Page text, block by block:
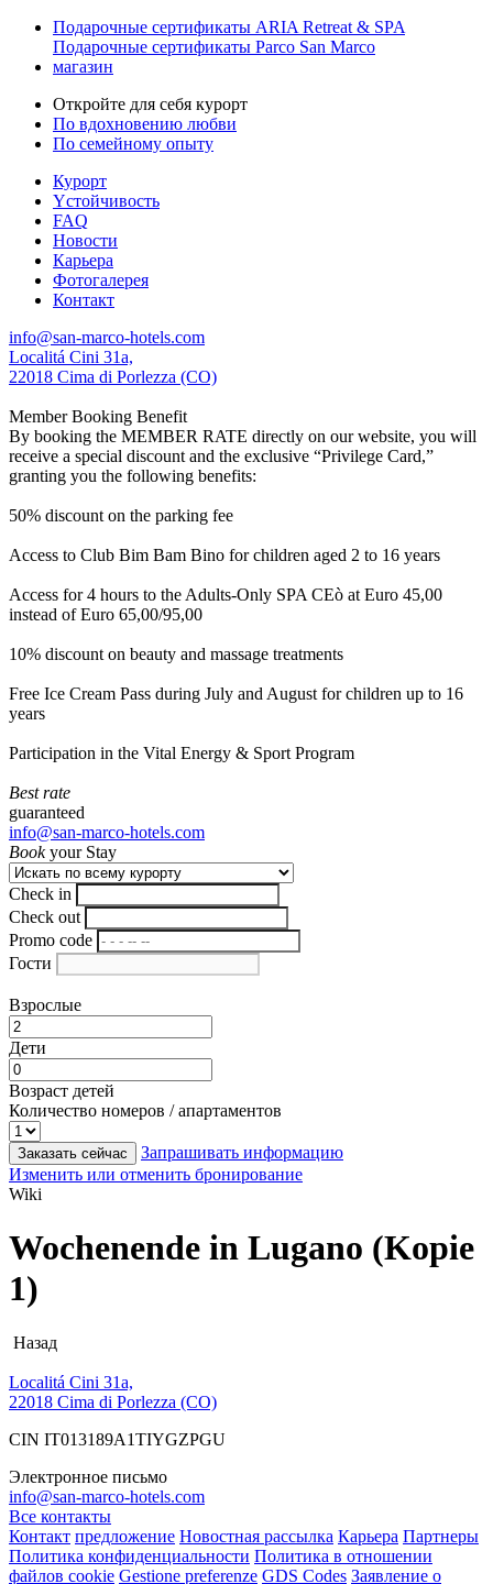
Подарочные сертификаты ARIA Retreat & SPA
Подарочные сертификаты Parco San Marco
магазин
Откройте для себя курорт
По вдохновению любви
По семейному опыту
Курорт
Yстойчивость
FAQ
Новости
Карьера
Фотогалерея
Контакт
info@san-marco-hotels.com
Localitá Cini 31a,
22018 Cima di Porlezza (CO)
Member Booking Benefit
By booking the MEMBER RATE directly on our website, you will
receive a special discount and the exclusive “Privilege Card,”
granting you the following benefits:
50% discount on the parking fee
Access to Club Bim Bam Bino for children aged 2 to 16 years
Access for 4 hours to the Adults-Only SPA CEò at Euro 45,00
instead of Euro 65,00/95,00
10% discount on beauty and massage treatments
Free Ice Cream Pass during July and August for children up to 16
years
Participation in the Vital Energy & Sport Program
Best rate
guaranteed
info@san-marco-hotels.com
Bookyour Stay
Check in
Check out
Promo code
Гости
Взрослые
Дети
Возраст детей
Количество номеров / апартаментов
Заказать сейчас
Запрашивать информацию
Изменить или отменить бронирование
Wiki
Wochenende in Lugano (Kopie
1)
Назад
Localitá Cini 31a,
22018 Cima di Porlezza (CO)
CIN IT013189A1TIYGZPGU
Электронное письмо
info@san-marco-hotels.com
Все контакты
Контакт предложение Новостная рассылка Карьера Партнеры
Политика конфиденциальности Политика в отношении
файлов cookie Gestione preferenze GDS Codes Заявление о